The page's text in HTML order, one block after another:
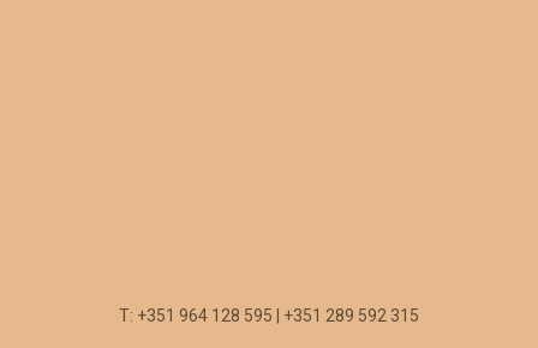
T: +351 964 128 595 | +351 289 592 315